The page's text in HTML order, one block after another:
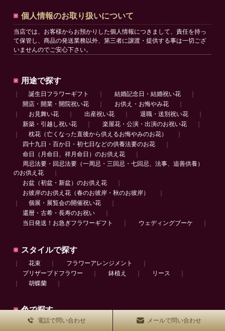
電話で問い合わせ メールで問い合わせ
個人情報のお取り扱いについて
当店では、お客様からお預かりした個人情報につきまして、責任を持っ
て保管し、商品の発送業務以外、第三者に譲渡・提供する事は一切ござ
いませんのでご安心下さい。
用途で探す
誕生日フラワーギフト 結婚記念日・結婚祝い花
開店・開業・開院祝い花
お供え・お悔やみ花
お見舞い花 出産祝い花 退職・送別祝い花
新築・引越し祝い花
楽屋花・公演・出演のお祝い花
枕花（亡くなった直後から供えるお悔やみのお花）
四十九日・百か日・初七日などの供養法要のお花
命日（月命日、祥月命日）のお供え花
周忌法要・回忌法要（一周忌・三回忌・七回忌、法事、追善供養）
のお供え花
お盆（初盆・新盆）のお供え花
お彼岸のお供え花（春のお彼岸・秋のお彼岸）
個展・展覧会の開催祝い花
還暦・古希・長寿のお祝い
当日発送！お急ぎフラワーギフト
ウェディングブーケ
スタイルで探す
｜ 花束 ｜ フラワーアレンジメント
｜
プリザーブドフラワー
｜ 鉢植え ｜ リース
｜
｜
胡蝶蘭 ｜
色で探す
赤・ピンク ｜ 黄・オレンジ 白・グリーン
｜